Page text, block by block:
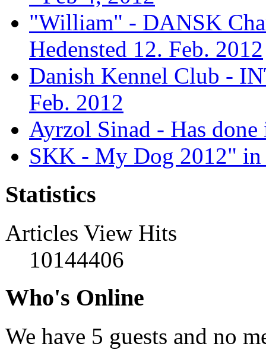
"William" - DANSK
Hedensted 12. Feb. 2012
Danish Kennel Club -
Feb. 2012
Ayrzol Sinad - Has
SKK - My Dog 2012" in
Statistics
Articles View Hits
10144406
Who's Online
We have 5 guests and no